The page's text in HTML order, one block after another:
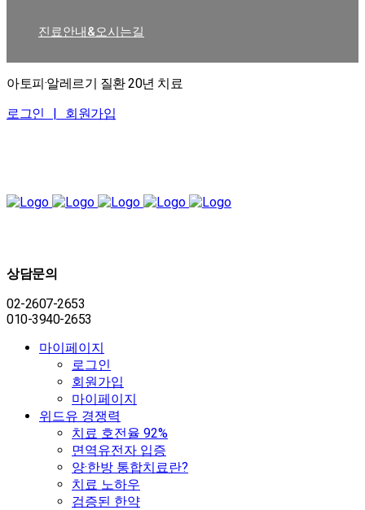
진료안내&오시는길
아토피·알레르기 질환 20년 치료
로그인 | 회원가입
상담문의
02-2607-2653
010-3940-2653
마이페이지
로그인
회원가입
마이페이지
위드유 경쟁력
치료 호전율 92%
면역유전자 입증
양·한방 통합치료란?
치료 노하우
검증된 한약